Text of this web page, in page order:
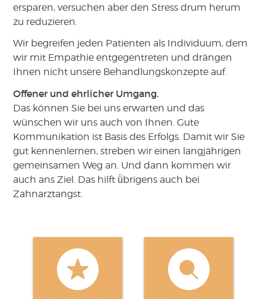
ersparen, versuchen aber den Stress drum herum
zu reduzieren.
Wir begreifen jeden Patienten als Individuum, dem
wir mit Empathie entgegentreten und drängen
Ihnen nicht unsere Behandlungskonzepte auf.
Offener und ehrlicher Umgang.
Das können Sie bei uns erwarten und das
wünschen wir uns auch von Ihnen. Gute
Kommunikation ist Basis des Erfolgs. Damit wir Sie
gut kennenlernen, streben wir einen langjährigen
gemeinsamen Weg an. Und dann kommen wir
auch ans Ziel. Das hilft ü̈brigens auch bei
Zahnarztangst.